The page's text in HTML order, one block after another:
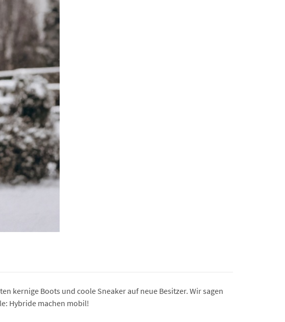
kernige Boots und coole Sneaker auf neue Besitzer. Wir sagen
Hybride machen mobil!